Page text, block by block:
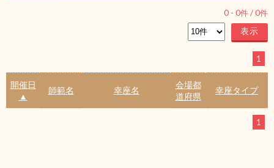
0 - 0件 /0件
1
開催日
▲
師範名 幸座名
会場都
道府県
幸座タイプ
1